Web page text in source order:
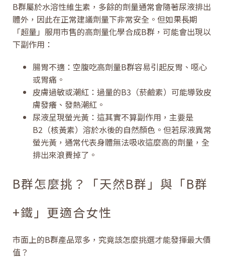
B群屬於水溶性維生素，多餘的劑量通常會隨著尿液排出
體外，因此在正常建議劑量下非常安全。但如果長期
「超量」服用市售的高劑量化學合成B群，可能會出現以
下副作用：
腸胃不適：空腹吃高劑量B群容易引起反胃、噁心
或胃痛。
皮膚過敏或潮紅：過量的B3（菸鹼素）可能導致皮
膚發癢、發熱潮紅。
尿液呈現螢光黃：這其實不算副作用，主要是
B2（核黃素）溶於水後的自然顏色。但若尿液異常
螢光黃，通常代表身體無法吸收這麼高的劑量，全
排出來浪費掉了。
B群怎麼挑？「天然B群」與「B群
+鐵」更適合女性
市面上的B群產品眾多，究竟該怎麼挑選才能發揮最大價
值？